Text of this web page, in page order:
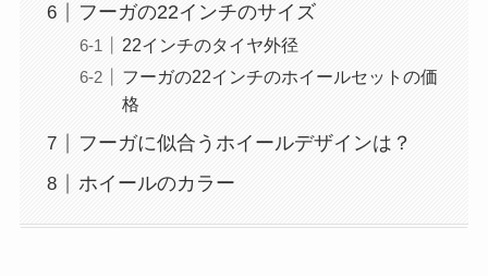
フーガの22インチのサイズ
22インチのタイヤ外径
フーガの22インチのホイールセットの価
格
フーガに似合うホイールデザインは？
ホイールのカラー